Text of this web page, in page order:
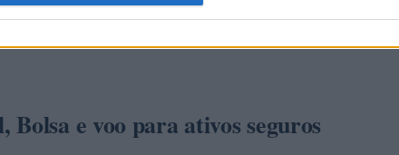
e voo para ativos seguros